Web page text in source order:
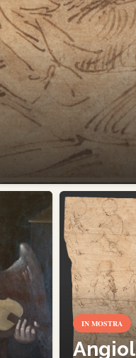
IN MOSTRA